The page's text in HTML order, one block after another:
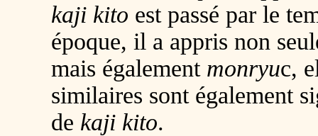
kaji kito est passé par le
époque, il a appris non
mais également monryuc,
similaires sont également
de kaji kito.